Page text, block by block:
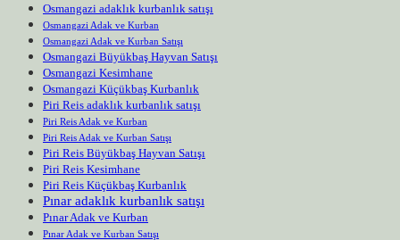
Osmangazi adaklık kurbanlık satışı
Osmangazi Adak ve Kurban
Osmangazi Adak ve Kurban Satışı
Osmangazi Büyükbaş Hayvan Satışı
Osmangazi Kesimhane
Osmangazi Küçükbaş Kurbanlık
Piri Reis adaklık kurbanlık satışı
Piri Reis Adak ve Kurban
Piri Reis Adak ve Kurban Satışı
Piri Reis Büyükbaş Hayvan Satışı
Piri Reis Kesimhane
Piri Reis Küçükbaş Kurbanlık
Pınar adaklık kurbanlık satışı
Pınar Adak ve Kurban
Pınar Adak ve Kurban Satışı